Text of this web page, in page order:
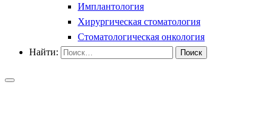
Имплантология
Хирургическая стоматология
Стоматологическая онкология
Найти: